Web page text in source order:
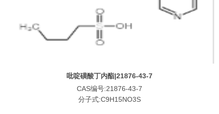
吡啶磺酸丁内酯|21876-43-7
CAS编号:21876-43-7
分子式:C9H15NO3S